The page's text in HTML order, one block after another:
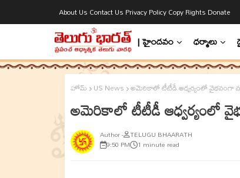
About Us Contact Us Privacy PolicyCopy Rights Donate
| హైందవం ధర్మాలు
హోమ్ US News అమెరికాలో టీటీడీ ఆధ్వర్యంలో వైభవంగా
అమెరికాలో టీటీడీ ఆధ్వర్యంలో
TELUGU BHAARATH
9:50 PM 1 minute read